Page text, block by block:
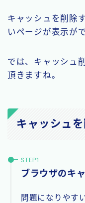
キャッシュを削除
いページが表示が
では、キャッシュ
頂きますね。
キャッシュ
ブラウザのキ
問題になりやす